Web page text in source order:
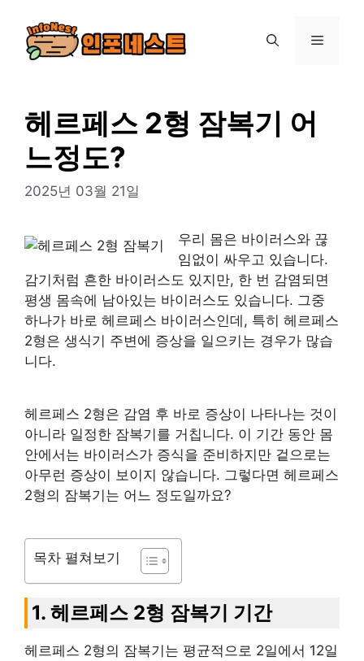
메
헤르페스 2형 잠복기 어
느정도?
2025년 03월 21일
우리 몸은 바이러스와 끊
임없이 싸우고 있습니다.
감기처럼 흔한 바이러스도 있지만, 한 번 감염되면
평생 몸속에 남아있는 바이러스도 있습니다. 그중
하나가 바로 헤르페스 바이러스인데, 특히 헤르페스
2형은 생식기 주변에 증상을 일으키는 경우가 많습
니다.
헤르페스 2형은 감염 후 바로 증상이 나타나는 것이
아니라 일정한 잠복기를 거칩니다. 이 기간 동안 몸
안에서는 바이러스가 증식을 준비하지만 겉으로는
아무런 증상이 보이지 않습니다. 그렇다면 헤르페스
2형의 잠복기는 어느 정도일까요?
목차 펼쳐보기
1. 헤르페스 2형 잠복기 기간
헤르페스 2형의 잠복기는 평균적으로 2일에서 12일